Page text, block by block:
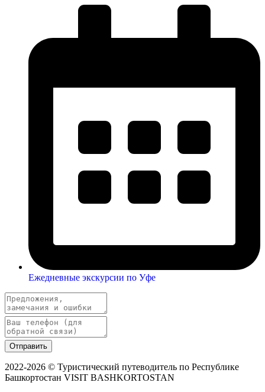
Ежедневные экскурсии по Уфе
Отправить
2022-2026 © Туристический путеводитель по Республике
Башкортостан VISIT BASHKORTOSTAN